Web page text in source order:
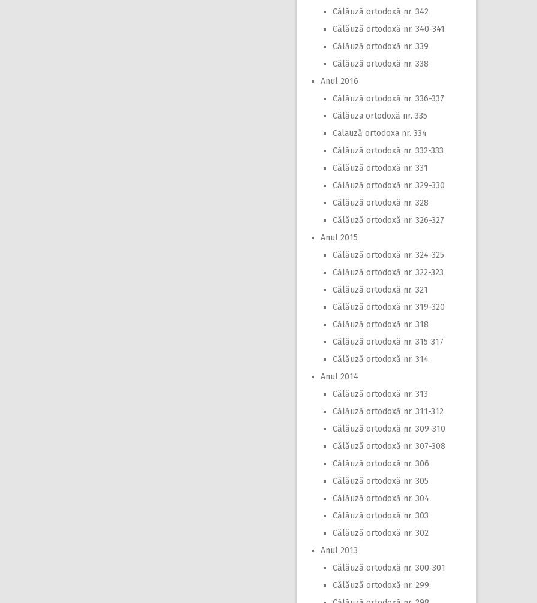
Călăuză ortodoxă nr. 342
Călăuză ortodoxă nr. 340-341
Călăuză ortodoxă nr. 339
Călăuză ortodoxă nr. 338
Anul 2016
Călăuză ortodoxă nr. 336-337
Călăuza ortodoxă nr. 335
Calauză ortodoxa nr. 334
Călăuză ortodoxă nr. 332-333
Călăuză ortodoxă nr. 331
Călăuză ortodoxă nr. 329-330
Călăuză ortodoxă nr. 328
Călăuză ortodoxă nr. 326-327
Anul 2015
Călăuză ortodoxă nr. 324-325
Călăuză ortodoxă nr. 322-323
Călăuză ortodoxă nr. 321
Călăuză ortodoxă nr. 319-320
Călăuză ortodoxă nr. 318
Călăuză ortodoxă nr. 315-317
Călăuză ortodoxă nr. 314
Anul 2014
Călăuză ortodoxă nr. 313
Călăuză ortodoxă nr. 311-312
Călăuză ortodoxă nr. 309-310
Călăuză ortodoxă nr. 307-308
Călăuză ortodoxă nr. 306
Călăuză ortodoxă nr. 305
Călăuză ortodoxă nr. 304
Călăuză ortodoxă nr. 303
Călăuză ortodoxă nr. 302
Anul 2013
Călăuză ortodoxă nr. 300-301
Călăuză ortodoxă nr. 299